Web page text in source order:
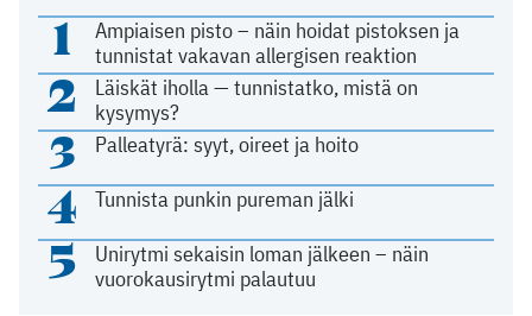
1
Ampiaisen pisto – näin hoidat pistoksen ja
tunnistat vakavan allergisen reaktion
2
Läiskät iholla — tunnistatko, mistä on
kysymys?
3 Palleatyrä: syyt, oireet ja hoito
4 Tunnista punkin pureman jälki
5
Unirytmi sekaisin loman jälkeen – näin
vuorokausirytmi palautuu